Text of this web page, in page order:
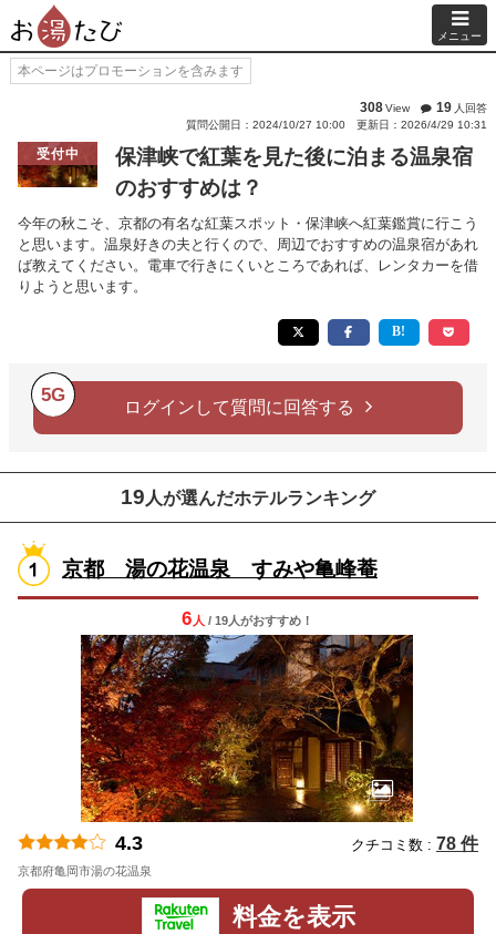
メニュー
本ページはプロモーションを含みます
308View 19 人回答
質問公開日：2024/10/27 10:00
更新日：2026/4/29 10:31
受付中
保津峡で紅葉を見た後に泊まる温泉宿
のおすすめは？
今年の秋こそ、京都の有名な紅葉スポット・保津峡へ紅葉鑑賞に行こう
と思います。温泉好きの夫と行くので、周辺でおすすめの温泉宿があれ
ば教えてください。電車で行きにくいところであれば、レンタカーを借
りようと思います。
5G
ログインして質問に回答する
19 人が選んだホテルランキング
京都 湯の花温泉 すみや亀峰菴
6 人 / 19人がおすすめ！
4.3 クチコミ数 : 78 件
京都府亀岡市湯の花温泉
料金を表示